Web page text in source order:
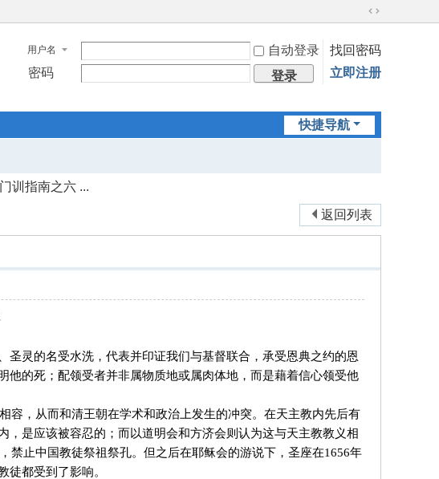
切
到
宽
版
用户名 自动登录
找回密码
密码
登录 立即注册
快捷导航
训指南之六 ...
返回列表
灵的名受水洗，代表并印证我们与基督联合，承受恩典之约的恩
的死；配领受者并非属物质地或属肉体地，而是藉着信心领受他
容，从而和清王朝在学术和政治上发生的冲突。在天主教内先后有
是应该被容忍的；而以道明会和方济会则认为这与天主教教义相
禁止中国教徒祭祖祭孔。但之后在耶稣会的游说下，圣座在1656年
徒都受到了影响。